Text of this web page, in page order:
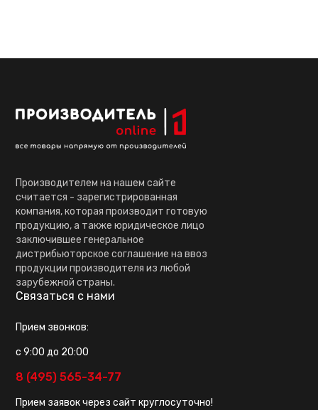
Производителем на нашем сайте
считается - зарегистрированная
компания, которая производит готовую
продукцию, а также юридическое лицо
заключившее генеральное
дистрибьюторское соглашение на ввоз
продукции производителя из любой
зарубежной страны.
Связаться с нами
Прием звонков:
с 9:00 до 20:00
8 (495) 565-34-77
Прием заявок через сайт круглосуточно!